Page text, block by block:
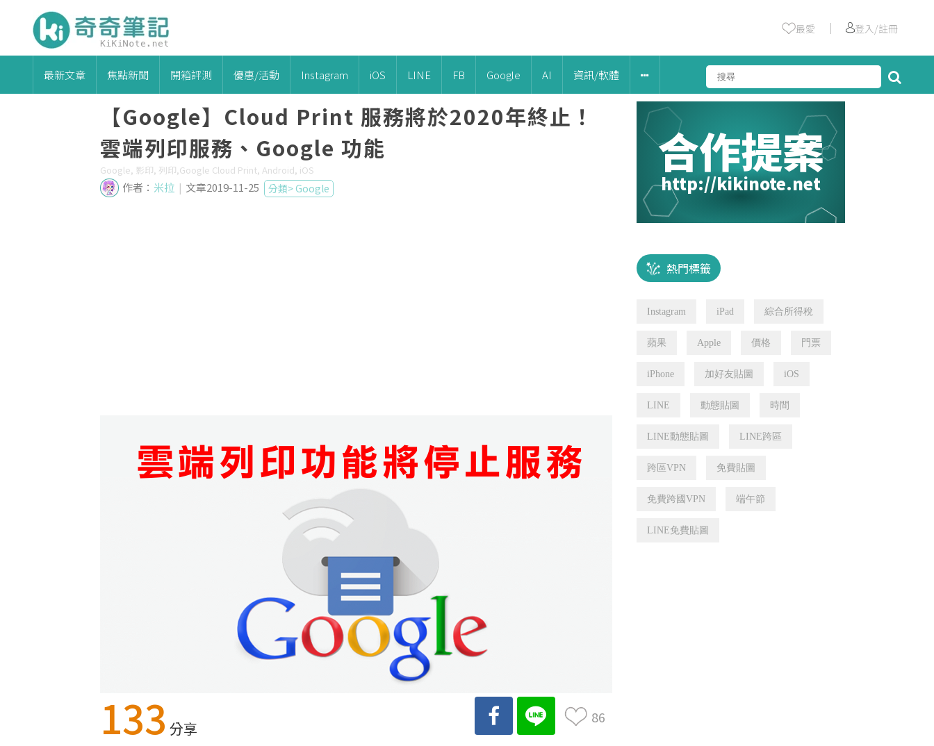
最愛 ｜ 登入/註冊
最新文章 焦點新聞 開箱評測 優惠/活動 Instagram iOS LINE FB Google AI 資訊/軟體
合作提案
http://kikinote.net
熱門標籤
Instagram iPad 綜合所得稅
蘋果 Apple 價格 門票
iPhone 加好友貼圖 iOS
LINE 動態貼圖 時間
LINE動態貼圖 LINE跨區
跨區VPN 免費貼圖
免費跨國VPN 端午節
LINE免費貼圖
【Google】Cloud Print 服務將於2020年終止！
雲端列印服務、Google 功能
Google, 影印, 列印,Google Cloud Print, Android, iOS
作者： 米拉 | 文章2019-11-25 分類>Google
133 分享
86